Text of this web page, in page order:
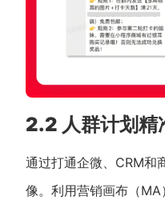
2.2 人群计划精
通过打通企微、CRM和
像。利用营销画布（